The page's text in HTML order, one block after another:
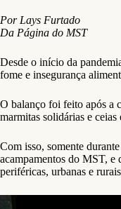
Por Lays Furtado
Da Página do MST
Desde o início da
fome e insegurança
O balanço foi feito após a
marmitas solidárias e
Com isso, somente
acampamentos do MST, e
periféricas, urbanas e